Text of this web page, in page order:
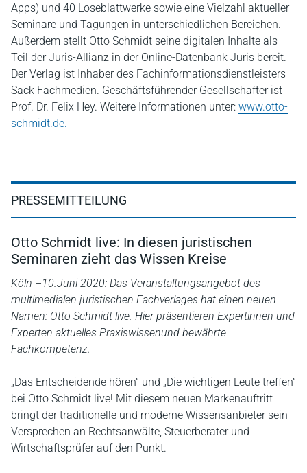
Apps) und 40 Loseblattwerke sowie eine Vielzahl aktueller
Seminare und Tagungen in unterschiedlichen Bereichen.
Außerdem stellt Otto Schmidt seine digitalen Inhalte als
Teil der Juris-Allianz in der Online-Datenbank Juris bereit.
Der Verlag ist Inhaber des Fachinformationsdienstleisters
Sack Fachmedien. Geschäftsführender Gesellschafter ist
Prof. Dr. Felix Hey. Weitere Informationen unter: www.otto-
schmidt.de.
PRESSEMITTEILUNG
Otto Schmidt live: In diesen juristischen
Seminaren zieht das Wissen Kreise
Köln –10.Juni 2020: Das Veranstaltungsangebot des
multimedialen juristischen Fachverlages hat einen neuen
Namen: Otto Schmidt live. Hier präsentieren Expertinnen und
Experten aktuelles Praxiswissenund bewährte
Fachkompetenz.
„Das Entscheidende hören“ und „Die wichtigen Leute treffen“
bei Otto Schmidt live! Mit diesem neuen Markenauftritt
bringt der traditionelle und moderne Wissensanbieter sein
Versprechen an Rechtsanwälte, Steuerberater und
Wirtschaftsprüfer auf den Punkt.